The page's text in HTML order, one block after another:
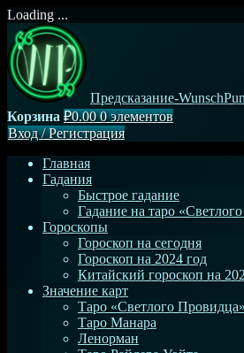
Loading ...
Перейти
к
содержимому
Предсказание-
Корзина ₽0.000 элементов
Вход/Регистрация
Главная
Гадания
Быстрое гадание
Гадание на таро
Гороскопы
Гороскоп на сегодня
Гороскоп на 2024 год
Китайский гороскоп на
Значение карт
Таро «Светлого
Таро Манара
Ленорман